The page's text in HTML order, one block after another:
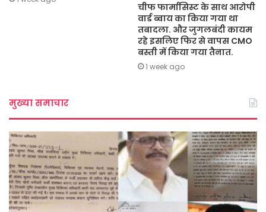
चीफ फार्मासिस्ट के साथ आरोपी
वार्ड ब्वाय का किया गया था
तबादला. और जुगलबंदी कायम
रहे इसलिए फिर से वापस CMO
बस्ती में किया गया तैनात.
1 week ago
मुख्या समाचार